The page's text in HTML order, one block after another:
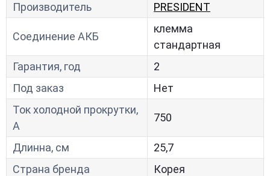
Производитель PRESIDENT
Соединение АКБ
клемма
стандартная
Гарантия, год
2
Под заказ
Нет
Ток холодной прокрутки,
A
750
Длинна, см
25,7
Страна бренда
Корея